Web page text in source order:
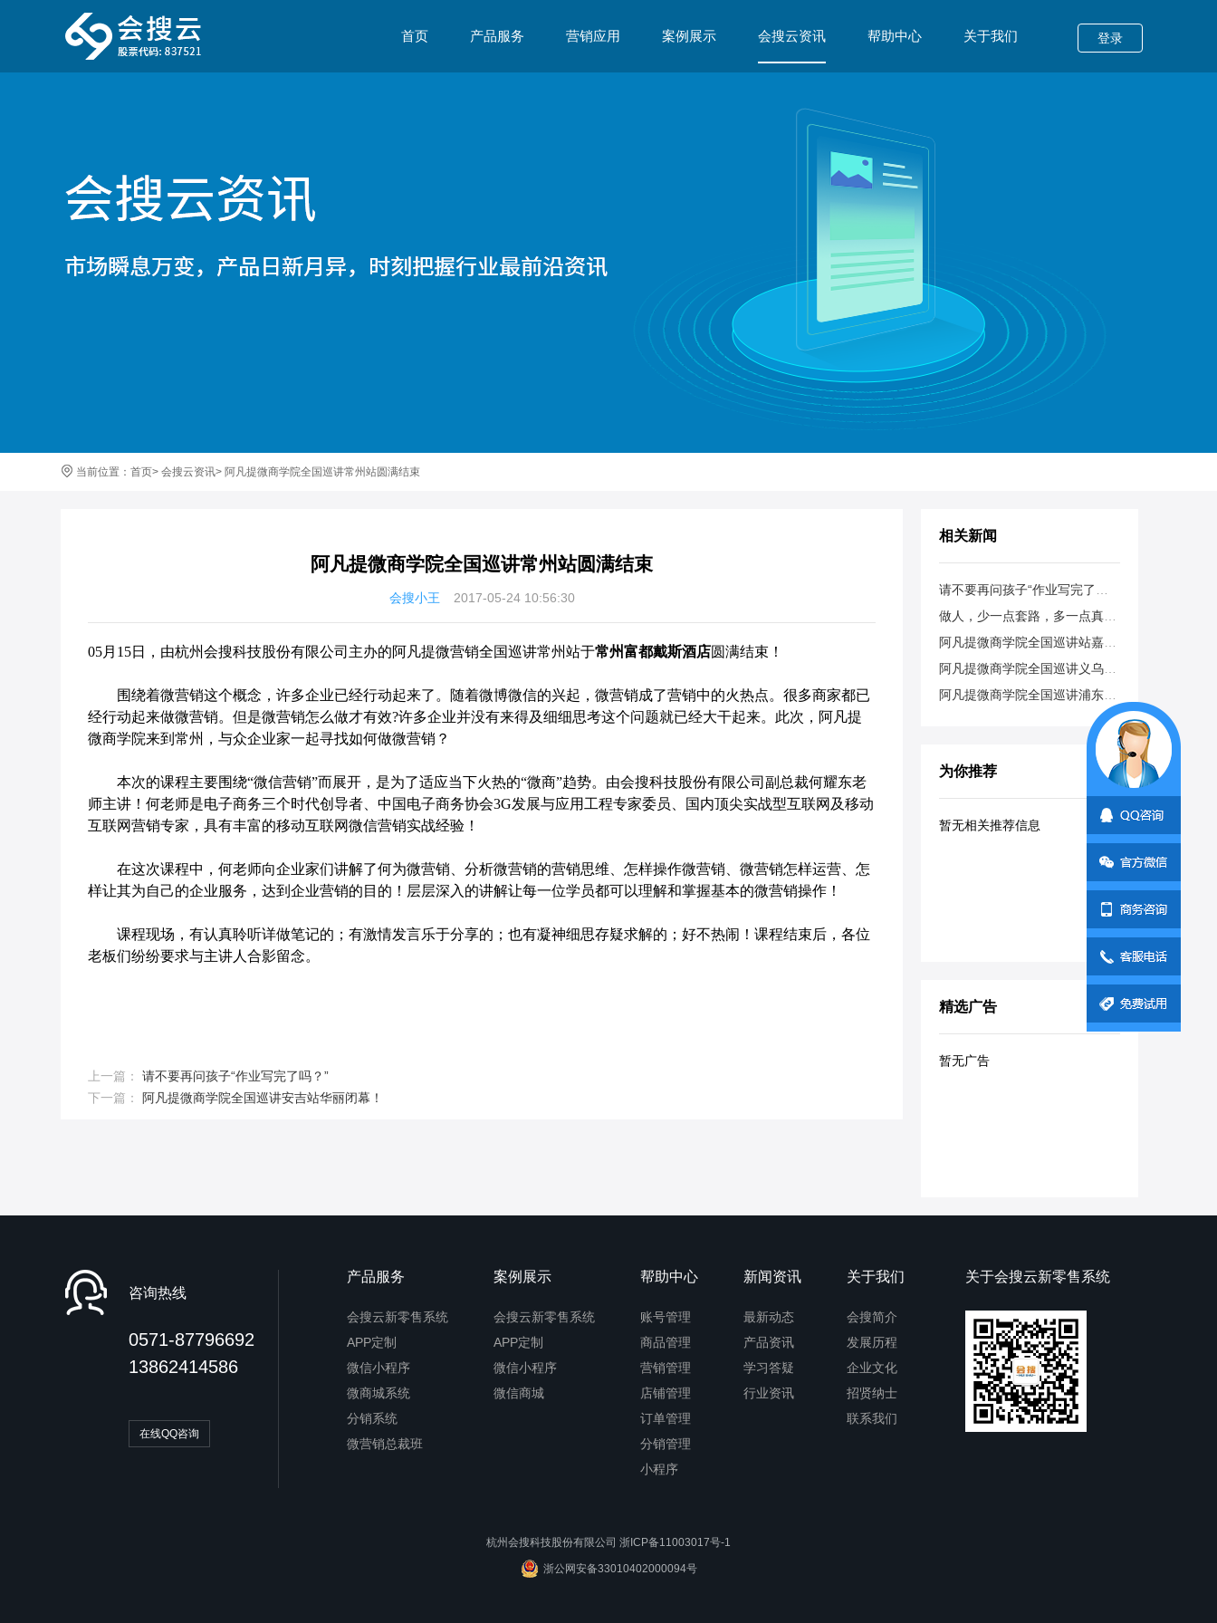
登录
首页 产品服务 营销应用 案例展示 会搜云资讯 帮助中心 关于我们
当前位置： 首页> 会搜云资讯> 阿凡提微商学院全国巡讲常州站圆满结束
阿凡提微商学院全国巡讲常州站圆满结束
会搜小王 2017-05-24 10:56:30
05月15日，由杭州会搜科技股份有限公司主办的阿凡提微营销全国巡讲常州站于常州富都戴斯酒店圆满结束！
围绕着微营销这个概念，许多企业已经行动起来了。随着微博微信的兴起，微营销成了营销中的火热点。很多商家都已
经行动起来做微营销。但是微营销怎么做才有效?许多企业并没有来得及细细思考这个问题就已经大干起来。此次，阿凡提
微商学院来到常州，与众企业家一起寻找如何做微营销？
本次的课程主要围绕“微信营销”而展开，是为了适应当下火热的“微商”趋势。由会搜科技股份有限公司副总裁何耀东老
师主讲！何老师是电子商务三个时代创导者、中国电子商务协会3G发展与应用工程专家委员、国内顶尖实战型互联网及移动
互联网营销专家，具有丰富的移动互联网微信营销实战经验！
在这次课程中，何老师向企业家们讲解了何为微营销、分析微营销的营销思维、怎样操作微营销、微营销怎样运营、怎
样让其为自己的企业服务，达到企业营销的目的！层层深入的讲解让每一位学员都可以理解和掌握基本的微营销操作！
课程现场，有认真聆听详做笔记的；有激情发言乐于分享的；也有凝神细思存疑求解的；好不热闹！课程结束后，各位
老板们纷纷要求与主讲人合影留念。
上一篇： 请不要再问孩子“作业写完了吗？”
下一篇：
阿凡提微商学院全国巡讲安吉站华丽闭幕！
相关新闻
请不要再问孩子“作业写完了吗？”
做人，少一点套路，多一点真诚！
阿凡提微商学院全国巡讲站嘉兴站圆满结束！
阿凡提微商学院全国巡讲义乌站隆重闭幕！
阿凡提微商学院全国巡讲浦东站华丽闭幕！
为你推荐
暂无相关推荐信息
精选广告
暂无广告
咨询热线
0571-87796692
13862414586
在线QQ咨询
产品服务
会搜云新零售系统
APP定制
微信小程序
微商城系统
分销系统
微营销总裁班
案例展示
会搜云新零售系统
APP定制
微信小程序
微信商城
帮助中心
账号管理
商品管理
营销管理
店铺管理
订单管理
分销管理
小程序
新闻资讯
最新动态
产品资讯
学习答疑
行业资讯
关于我们
会搜简介
发展历程
企业文化
招贤纳士
联系我们
关于会搜云新零售系统
杭州会搜科技股份有限公司 浙ICP备11003017号-1
浙公网安备33010402000094号